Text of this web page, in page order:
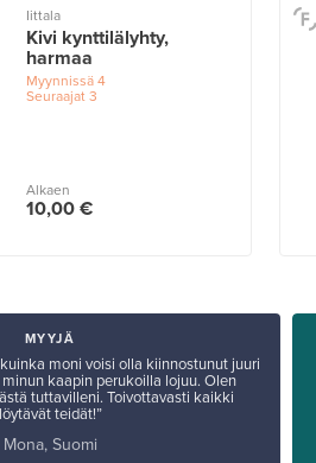
Iittala
Kivi kynttilälyhty,
harmaa
Myynnissä4
Seuraajat3
Alkaen
10,00 €
MYYJÄ
moni voisi olla kiinnostunut juuri
kaapin perukoilla lojuu. Olen
tuttavilleni. Toivottavasti kaikki
löytävät teidät!”
Mona, Suomi